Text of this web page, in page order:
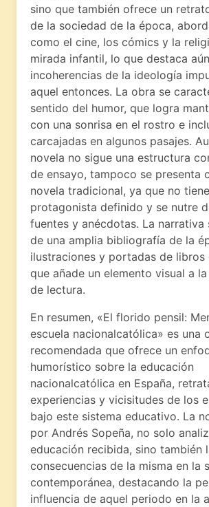
sino que también ofrece un
de la sociedad de la época,
como el cine, los cómics y la
mirada infantil, lo que destaca
incoherencias de la ideología
aquel entonces. La obra se
sentido del humor, que logra
con una sonrisa en el rostro e
carcajadas en algunos pasajes.
novela no sigue una estructura
de ensayo, tampoco se presenta
novela tradicional, ya que no
protagonista definido y se nutre
fuentes y anécdotas. La narrativa
de una amplia bibliografía de la
ilustraciones y portadas de
que añade un elemento visual a
de lectura.
En resumen, «El florido pensil:
escuela nacionalcatólica» es una
recomendada que ofrece un
humorístico sobre la educación
nacionalcatólica en España,
experiencias y vicisitudes de los
bajo este sistema educativo. La
por Andrés Sopeña, no solo
educación recibida, sino también
consecuencias de la misma en la
contemporánea, destacando la
influencia de aquel periodo en la